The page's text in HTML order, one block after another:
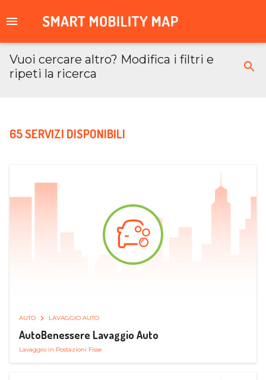
Vuoi cercare altro? Modifica i filtri e
ripeti la ricerca
65 SERVIZI DISPONIBILI
AUTO LAVAGGIO AUTO
AutoBenessere Lavaggio Auto
Lavaggio in Postazioni Fisse